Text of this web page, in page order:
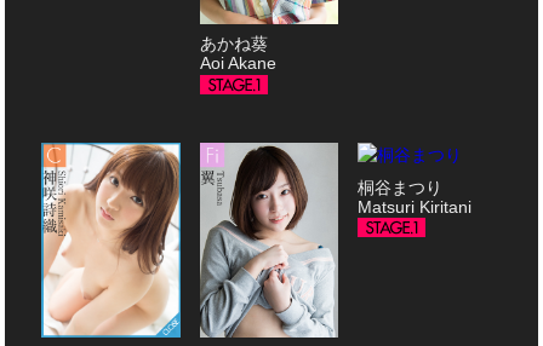
あかね葵
Aoi Akane
桐谷まつり
Matsuri Kiritani